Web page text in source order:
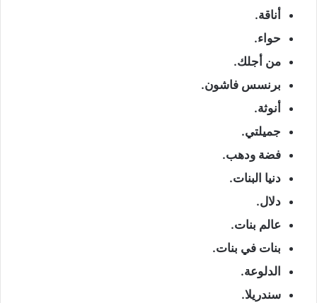
أناقة.
حواء.
من أجلك.
برنسس فاشون.
أنوثة.
جميلتي.
فضة ودهب.
دنيا البنات.
دلال.
عالم بنات.
بنات في بنات.
الدلوعة.
سندريلا.